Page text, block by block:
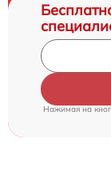
Нажимая на